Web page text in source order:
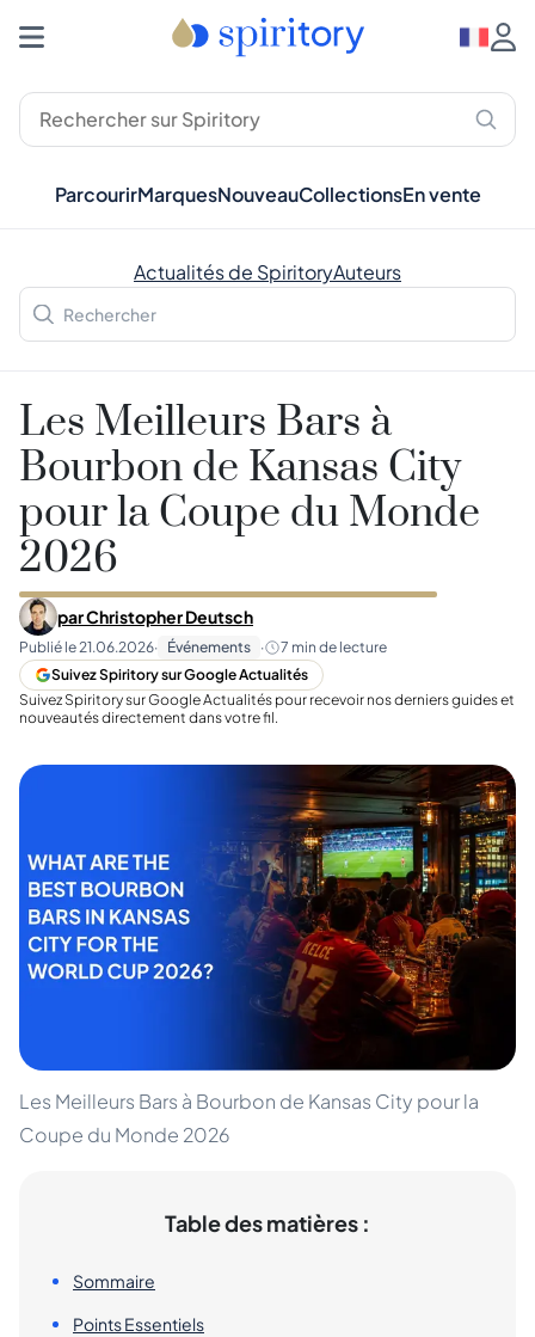
ParcourirMarquesNouveauCollectionsEn vente
Actualités de SpiritoryAuteurs
Les Meilleurs Bars à
Bourbon de Kansas City
pour la Coupe du Monde
2026
parChristopher Deutsch
Publié le21.06.2026· Événements · 7 min de lecture
Suivez Spiritory sur Google Actualités
Suivez Spiritory sur Google Actualités pour recevoir nos derniers guides et
nouveautés directement dans votre fil.
Les Meilleurs Bars à Bourbon de Kansas City pour la
Coupe du Monde 2026
Table des matières :
Sommaire
Points Essentiels